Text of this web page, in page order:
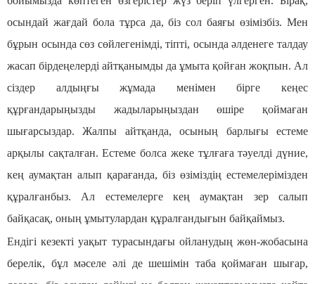
осындай жағдай бола тұрса да, біз сол баяғы өзімізбіз. Мен
бұрын осында сөз сөйлегенімді, тіпті, осында әлденеге талдау
жасап бірдеңелерді айтқанымды да ұмыта қойған жоқпын. Ал
сіздер алдыңғы жұмада менімен бірге кеңес
құрғандарыңызды жадыларыңыздан өшіре қоймаған
шығарсыздар. Жалпы айтқанда, осының барлығы естеме
арқылы сақталған. Естеме болса жеке тұлғаға тәуелді дүние,
кең аумақтан алып қарағанда, біз өзіміздің естемелерімізден
құралғанбыз. Ал естемелерге кең аумақтан зер салып
байқасақ, оның ұмытулардан құралғандығын байқаймыз.
Ендігі кезекті уақыт турасындағы ойланудың жөн-жобасына
берелік, бұл мәселе әлі де шешімін таба қоймаған шығар,